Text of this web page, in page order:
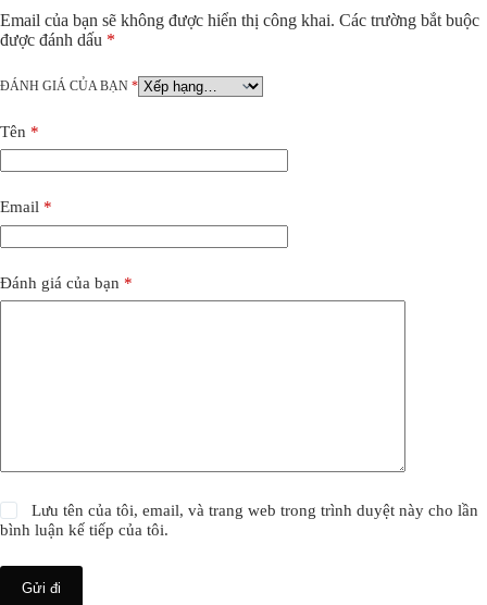
Email của bạn sẽ không được hiển thị công khai. Các trường bắt buộc
được đánh dấu *
ĐÁNH GIÁ CỦA BẠN *
Tên *
Email *
Đánh giá của bạn *
Lưu tên của tôi, email, và trang web trong trình duyệt này cho lần
bình luận kế tiếp của tôi.
Gửi đi